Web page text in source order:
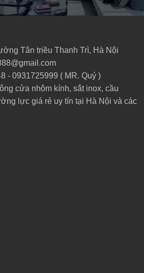
Tân triều Thanh Trì, Hà Nội
- 0931725999 ( MR. Quý )
cửa nhôm kính, sắt inox, cầu
lực giá rẻ uy tín tại Hà Nội và các